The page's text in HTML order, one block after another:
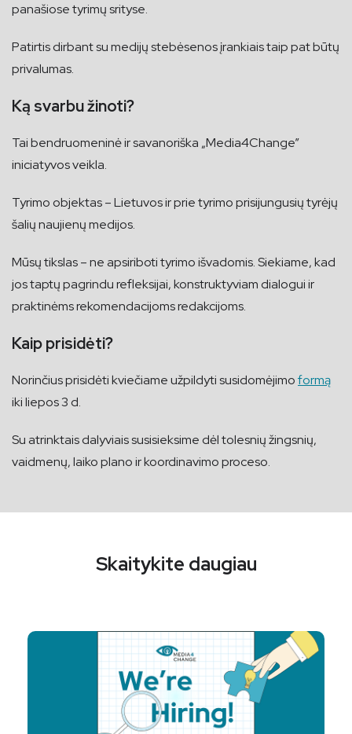
panašiose tyrimų srityse.
Patirtis dirbant su medijų stebėsenos įrankiais taip pat būtų
privalumas.
Ką svarbu žinoti?
Tai bendruomeninė ir savanoriška „Media4Change”
iniciatyvos veikla.
Tyrimo objektas – Lietuvos ir prie tyrimo prisijungusių tyrėjų
šalių naujienų medijos.
Mūsų tikslas – ne apsiriboti tyrimo išvadomis. Siekiame, kad
jos taptų pagrindu refleksijai, konstruktyviam dialogui ir
praktinėms rekomendacijoms redakcijoms.
Kaip prisidėti?
Norinčius prisidėti kviečiame užpildyti susidomėjimoformą
iki liepos 3 d.
Su atrinktais dalyviais susisieksime dėl tolesnių žingsnių,
vaidmenų, laiko plano ir koordinavimo proceso.
Skaitykite daugiau